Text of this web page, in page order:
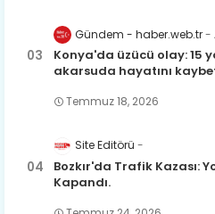
Gündem - haber.web.tr
Konya'da üzücü olay: 15
akarsuda hayatını
Temmuz 18, 2026
Site Editörü
Bozkır'da Trafik Kazası:
Kapandı.